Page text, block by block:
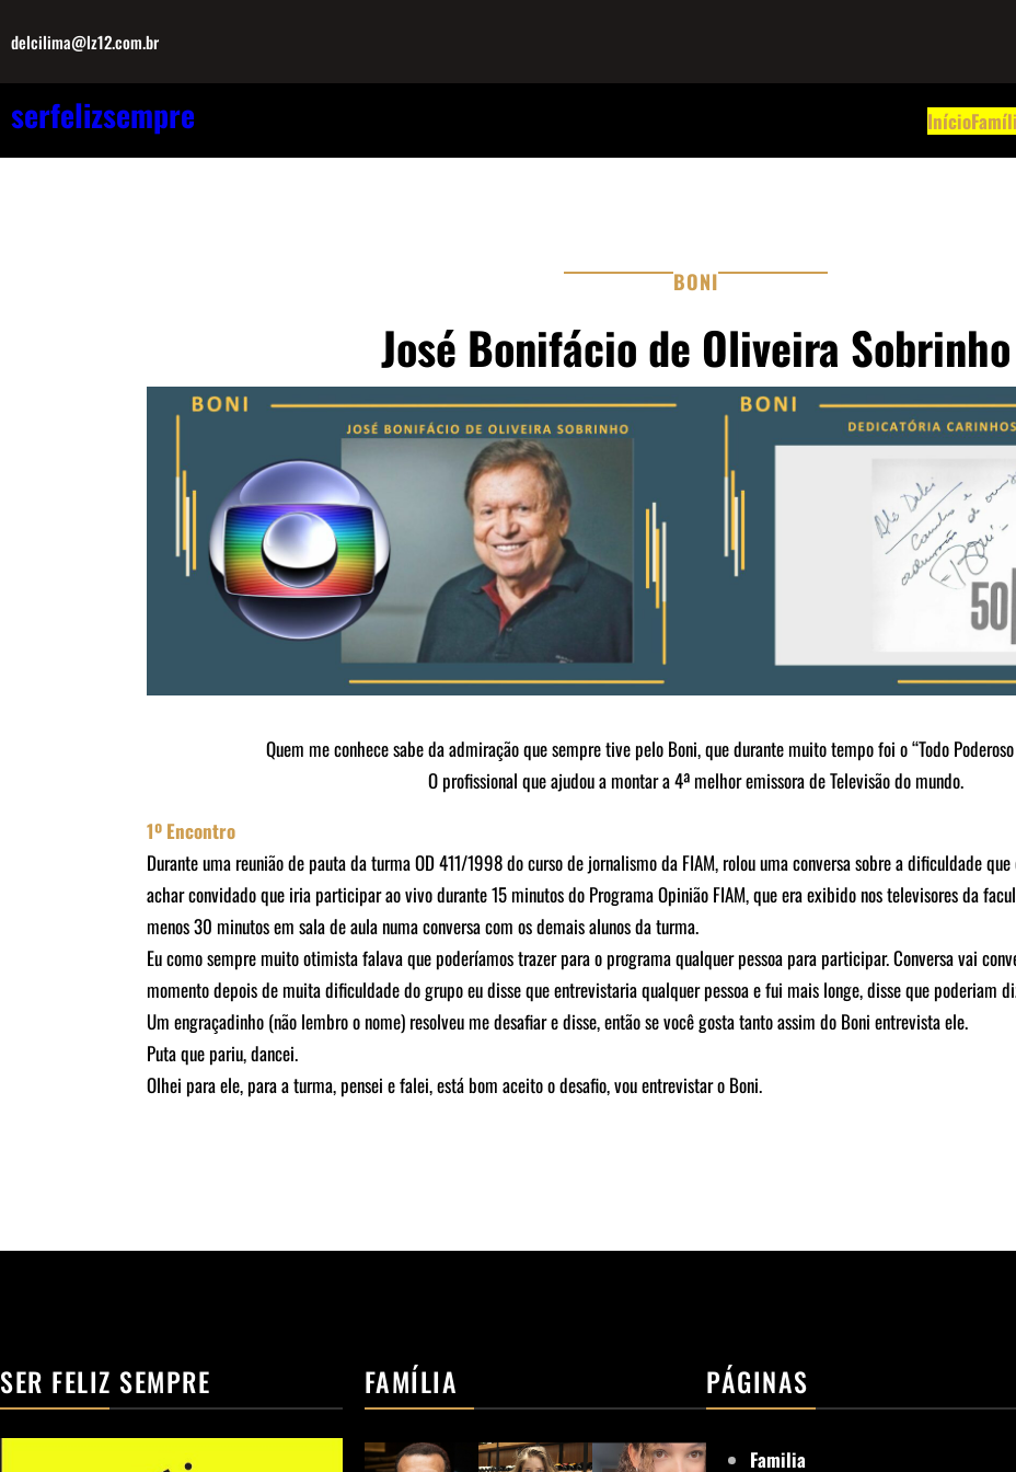
para
o
conteúdo
delcilima@lz12.com.br
serfelizsempre Início
BONI
José Bonifácio de Oliveira Sobrinho
Quem me conhece sabe da admiração que sempre tive pelo Boni, que durante muito tempo foi o “Todo
O profissional que ajudou a montar a 4ª melhor emissora de Televisão do mundo.
1º Encontro
Durante uma reunião de pauta da turma OD 411/1998 do curso de jornalismo da FIAM, rolou uma conversa sobre a dificuldade
achar convidado que iria participar ao vivo durante 15 minutos do Programa Opinião FIAM, que era exibido nos televisores da
menos 30 minutos em sala de aula numa conversa com os demais alunos da turma.
Eu como sempre muito otimista falava que poderíamos trazer para o programa qualquer pessoa para participar. Conversa vai
momento depois de muita dificuldade do grupo eu disse que entrevistaria qualquer pessoa e fui mais longe, disse que poderiam
Um engraçadinho (não lembro o nome) resolveu me desafiar e disse, então se você gosta tanto assim do Boni entrevista ele.
Puta que pariu, dancei.
Olhei para ele, para a turma, pensei e falei, está bom aceito o desafio, vou entrevistar o Boni.
SER FELIZ SEMPRE FAMÍLIA PÁGINAS
Familia